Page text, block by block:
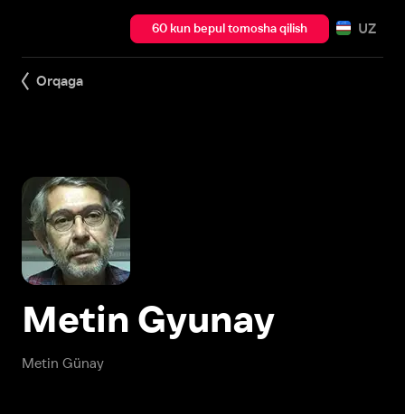
60 kun bepul tomosha qilish UZ
Orqaga
Metin Günay
Metin Gyunay